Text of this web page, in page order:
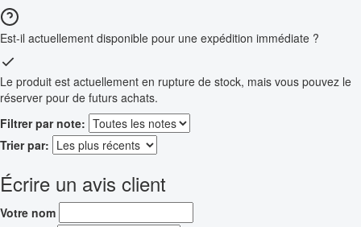
Est-il actuellement disponible pour une expédition immédiate ?
Le produit est actuellement en rupture de stock, mais vous pouvez le
réserver pour de futurs achats.
Filtrer par note:
Trier par:
Écrire un avis client
Votre nom